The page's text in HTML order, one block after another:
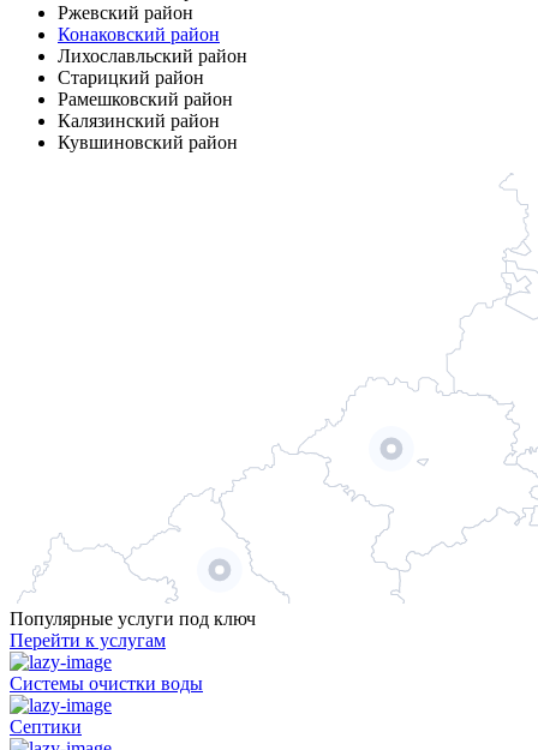
Ржевский район
Конаковский район
Лихославльский район
Старицкий район
Рамешковский район
Калязинский район
Кувшиновский район
Популярные услуги под ключ
Перейти к услугам
Системы очистки воды
Септики